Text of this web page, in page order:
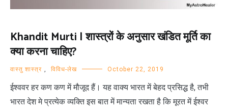
Khandit Murti | शास्त्रों के अनुसार खंडित मूर्ति का
क्या करना चाहिए?
वास्तु शास्त्र , विविध-लेख October 22, 2019
ईश्ववर हर कण कण में मौजूद हैं। यह वाक्य भारत में बेहद प्रसिद्ध है, तभी
भारत देश मे प्रत्येक व्यक्ति इस बात में मान्यता रखता है कि मूरत में ईश्वर